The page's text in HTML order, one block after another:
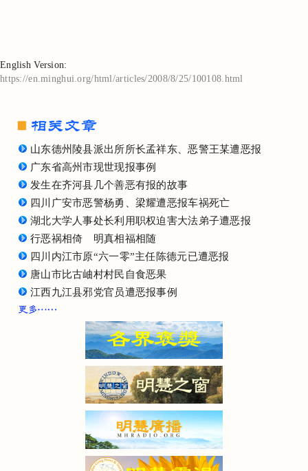
English Version:
https://en.minghui.org/html/articles/2008/8/25/100108.html
山东德州陵县派出所所长孟祥东、恶警王某遭恶报
广东省高州市现世现报事例
发生在齐河县几个善恶有报的故事
四川广安市恶警杨勇、梁耀遭恶报车祸死亡
湖北大学人事处长利用职权迫害大法弟子遭恶报
行恶祸相倚 明真相福相随
四川内江市原“六一零”主任陈德元已遭恶报
唐山市比古岫村村民自食恶果
江西九江县邪党官员遭恶报事例